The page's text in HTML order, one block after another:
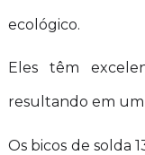
ecológico.
Eles têm
resultando em
Os bicos de solda